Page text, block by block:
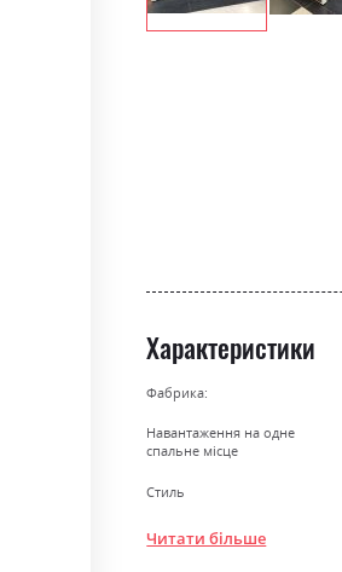
Характеристики
Фабрика:
Навантаження на одне
спальне місце
Стиль
Особливість
Читати більше